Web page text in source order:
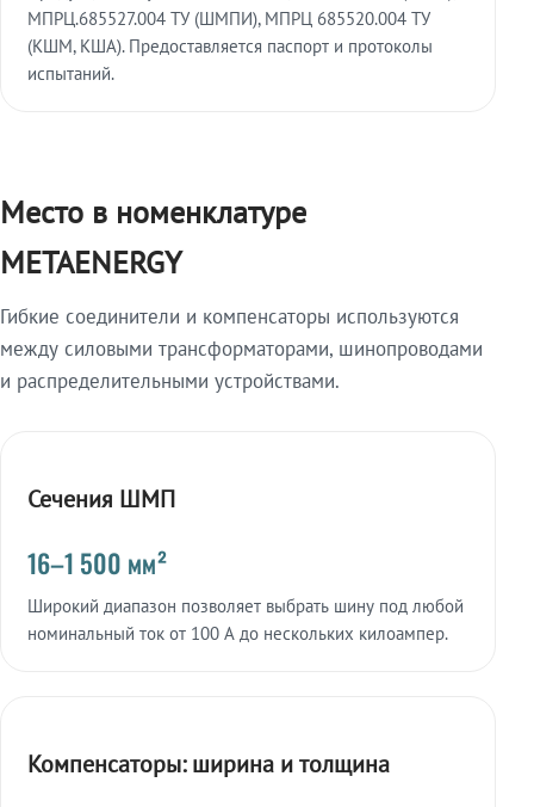
МПРЦ.685527.004 ТУ (ШМПИ), МПРЦ 685520.004 ТУ
(КШМ, КША). Предоставляется паспорт и протоколы
испытаний.
Место в номенклатуре
METAENERGY
Гибкие соединители и компенсаторы используются
между силовыми трансформаторами, шинопроводами
и распределительными устройствами.
Сечения ШМП
16–1 500 мм²
Широкий диапазон позволяет выбрать шину под любой
номинальный ток от 100 А до нескольких килоампер.
Компенсаторы: ширина и толщина